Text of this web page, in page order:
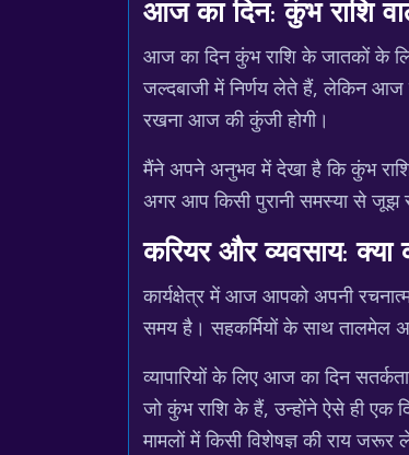
आज का दिन: कुंभ राशि
आज का दिन कुंभ राशि के जातकों के
जल्दबाजी में निर्णय लेते हैं, लेकिन आज
रखना आज की कुंजी होगी।
मैंने अपने अनुभव में देखा है कि कुंभ
अगर आप किसी पुरानी समस्या से जूझ
करियर और व्यवसाय: क्या
कार्यक्षेत्र में आज आपको अपनी
समय है। सहकर्मियों के साथ तालमेल
व्यापारियों के लिए आज का दिन
जो कुंभ राशि के हैं, उन्होंने ऐसे ही एक
मामलों में किसी विशेषज्ञ की राय जरूर